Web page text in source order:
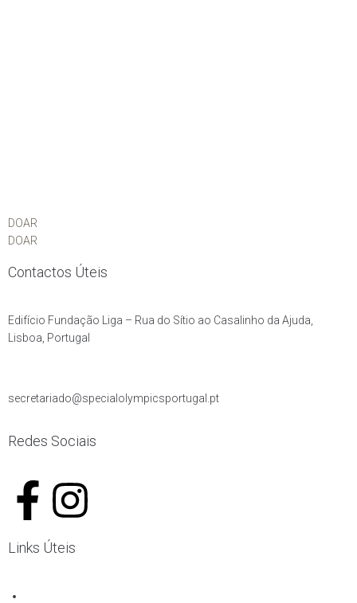
DOAR
DOAR
Contactos Úteis
Edifício Fundação Liga – Rua do Sítio ao Casalinho da Ajuda,
Lisboa, Portugal
secretariado@specialolympicsportugal.pt
Redes Sociais
Links Úteis